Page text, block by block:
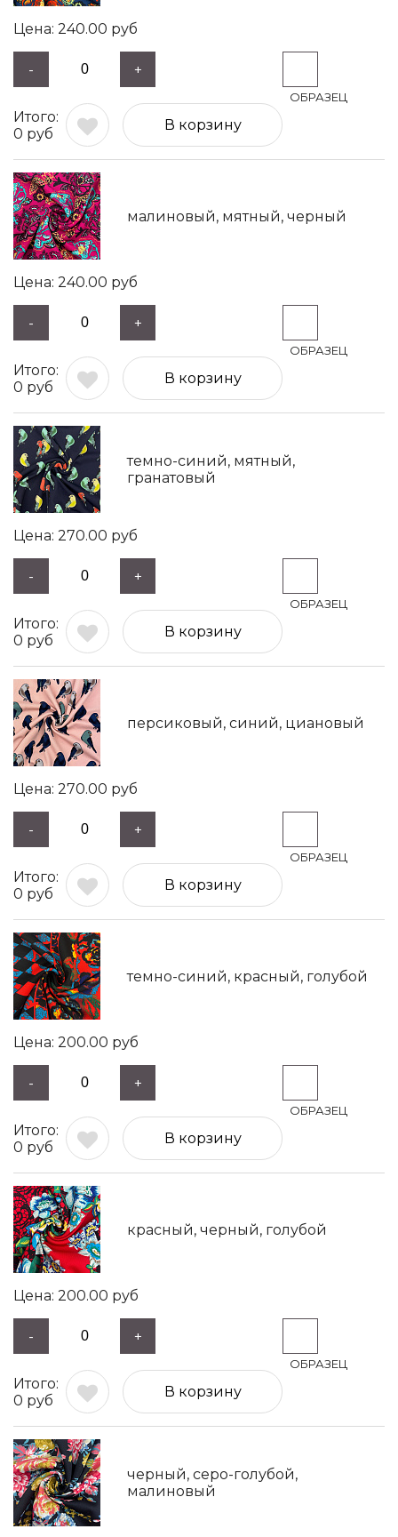
240.00 руб
- +
0 руб
В корзину
малиновый, мятный, черный
240.00 руб
- +
0 руб
В корзину
темно-синий, мятный,
гранатовый
270.00 руб
- +
0 руб
В корзину
персиковый, синий, циановый
270.00 руб
- +
0 руб
В корзину
темно-синий, красный, голубой
200.00 руб
- +
0 руб
В корзину
красный, черный, голубой
200.00 руб
- +
0 руб
В корзину
черный, серо-голубой,
малиновый